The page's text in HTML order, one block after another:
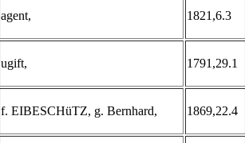
agent,
1821,6.3
ugift,
1791,29.1
f. EIBESCHüTZ, g. Bernhard,
1869,22.4